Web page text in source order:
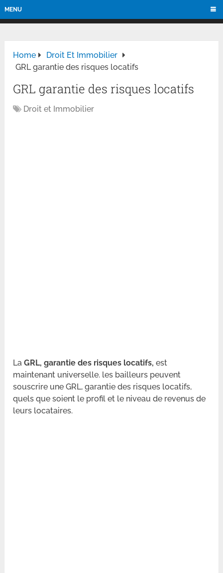
MENU
Home
Droit Et Immobilier
GRL garantie des risques locatifs
GRL garantie des risques locatifs
Droit et Immobilier
LaGRL, garantie des risques locatifs, est
maintenant universelle. les bailleurs peuvent
souscrire une GRL, garantie des risques locatifs,
quels que soient le profil et le niveau de revenus de
leurs locataires.